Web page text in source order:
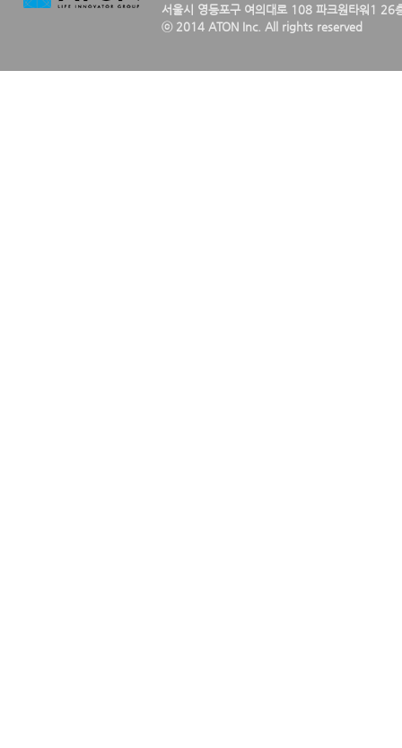
서울시 영등포구 여의대로 108 파크원타워1 26
ⓒ 2014 ATON Inc. All rights reserved